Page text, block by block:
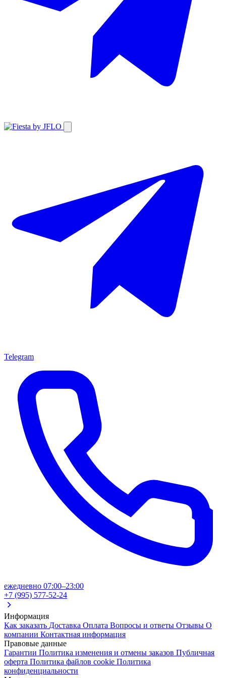
Telegram
ежедневно 07:00–23:00
+7 (995) 577-52-24
Информация
Как заказать Доставка Оплата Вопросы и ответы Отзывы О
компании Контактная информация
Правовые данные
Гарантии Политика изменения и отмены заказов Публичная
оферта Политика файлов cookie Политика
конфиденциальности